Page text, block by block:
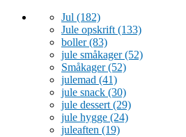
Jul (182)
Jule opskrift (133)
boller(83)
jule småkager(52)
Småkager(52)
julemad (41)
jule snack (30)
jule dessert (29)
jule hygge (24)
juleaften (19)